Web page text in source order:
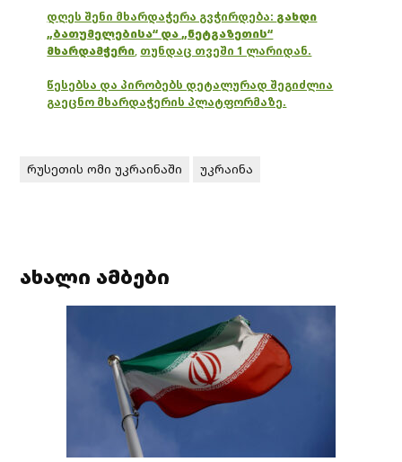
დღეს შენი მხარდაჭერა გვჭირდება: გახდი
„ბათუმელებისა“ და „ნეტგაზეთის“
მხარდამჭერი, თუნდაც თვეში 1 ლარიდან.
წესებსა და პირობებს დეტალურად შეგიძლია
გაეცნო მხარდაჭერის პლატფორმაზე.
რუსეთის ომი უკრაინაში უკრაინა
ახალი ამბები